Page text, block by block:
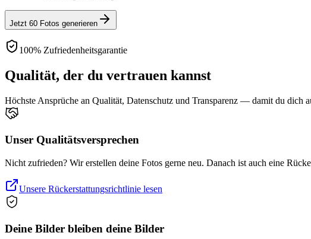
Jetzt 60 Fotos generieren
100% Zufriedenheitsgarantie
Qualität, der du vertrauen kannst
Höchste Ansprüche an Qualität, Datenschutz und Transparenz — damit du dich
Unser Qualitätsversprechen
Nicht zufrieden? Wir erstellen deine Fotos gerne neu. Danach ist auch eine
Unsere Rückerstattungsrichtlinie lesen
Deine Bilder bleiben deine Bilder